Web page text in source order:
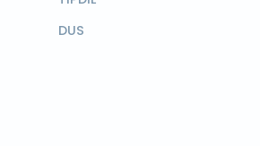
DUS